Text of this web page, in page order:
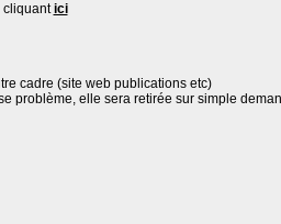
cliquantici
cadre (site web publications etc)
problème, elle sera retirée sur simple